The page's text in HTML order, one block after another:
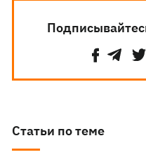
Статьи по теме